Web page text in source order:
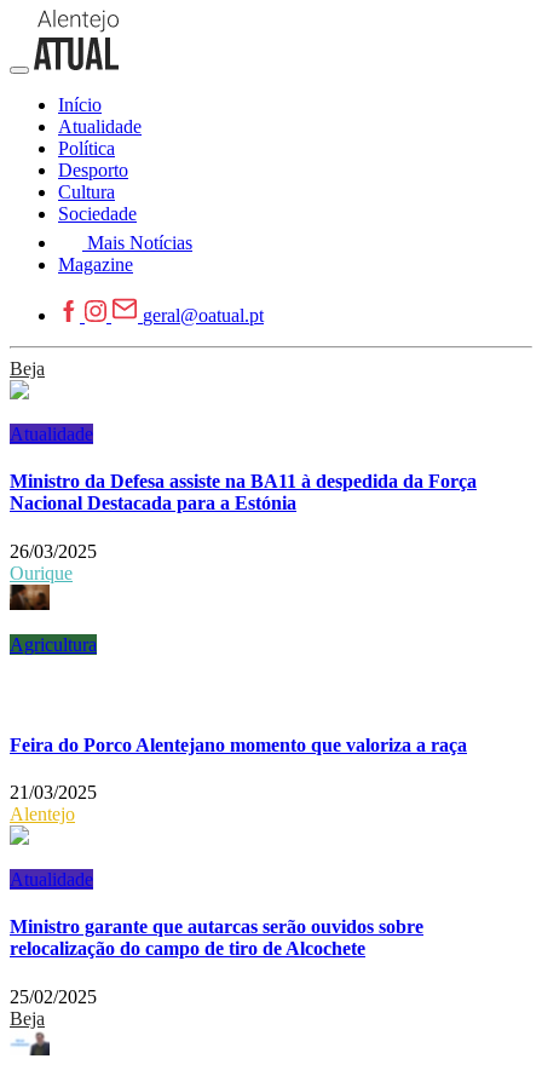
Início
Atualidade
Política
Desporto
Cultura
Sociedade
Mais Notícias
Magazine
geral@oatual.pt
Beja
Atualidade
Ministro da Defesa assiste na BA11 à despedida da Força
Nacional Destacada para a Estónia
26/03/2025
Ourique
Agricultura
Feira do Porco Alentejano momento que valoriza a raça
21/03/2025
Alentejo
Atualidade
Ministro garante que autarcas serão ouvidos sobre
relocalização do campo de tiro de Alcochete
25/02/2025
Beja